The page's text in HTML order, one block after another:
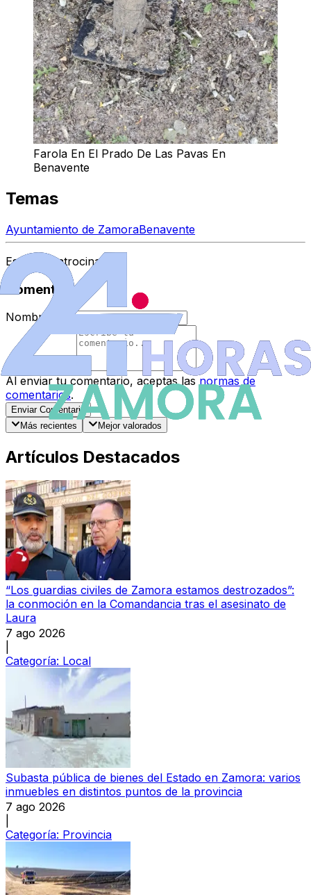
Farola En El Prado De Las Pavas En
Benavente
Temas
Ayuntamiento de ZamoraBenavente
Espacio Patrocinado
Comentarios
Nombre
Al enviar tu comentario, aceptas las normas de
comentarios.
Enviar Comentario
Más recientes
Mejor valorados
Artículos Destacados
“Los guardias civiles de Zamora estamos destrozados”:
la conmoción en la Comandancia tras el asesinato de
Laura
7 ago 2026
Categoría: Local
Subasta pública de bienes del Estado en Zamora: varios
inmuebles en distintos puntos de la provincia
7 ago 2026
Categoría: Provincia